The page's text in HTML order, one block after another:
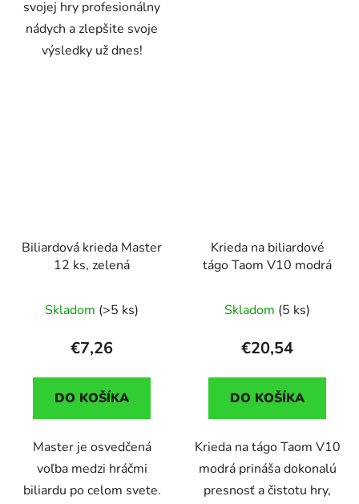
svojej hry profesionálny
nádych a zlepšite svoje
výsledky už dnes!
Biliardová krieda Master
12 ks, zelená
Skladom (>5 ks)
€7,26
DO KOŠÍKA
Master je osvedčená
voľba medzi hráčmi
biliardu po celom svete.
Krieda na biliardové
tágo Taom V10 modrá
Skladom (5 ks)
€20,54
DO KOŠÍKA
Krieda na tágo Taom V10
modrá prináša dokonalú
presnosť a čistotu hry,